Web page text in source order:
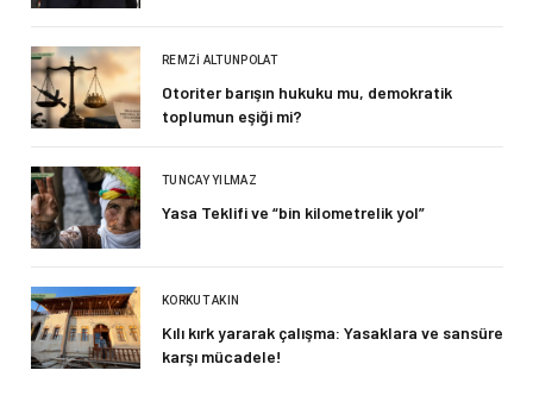
REMZI ALTUNPOLAT
Otoriter barışın hukuku mu, demokratik
toplumun eşiği mi?
TUNCAY YILMAZ
Yasa Teklifi ve “bin kilometrelik yol”
KORKUT AKIN
Kılı kırk yararak çalışma: Yasaklara ve sansüre
karşı mücadele!